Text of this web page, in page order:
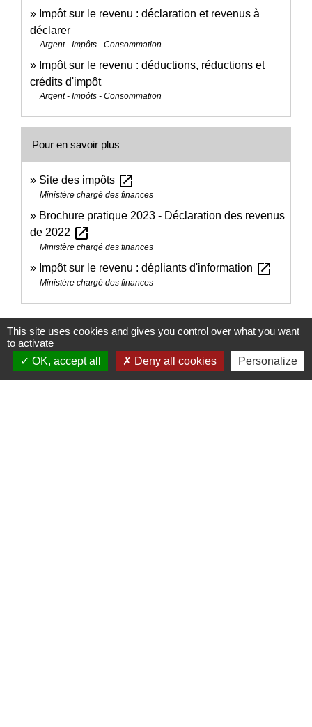
Impôt sur le revenu : déclaration et revenus à
déclarer
Argent - Impôts - Consommation
Impôt sur le revenu : déductions, réductions et
crédits d'impôt
Argent - Impôts - Consommation
Pour en savoir plus
Site des impôts open_in_new
Ministère chargé des finances
Brochure pratique 2023 - Déclaration des revenus
de 2022 open_in_new
Ministère chargé des finances
Impôt sur le revenu : dépliants d'information open_in_new
Ministère chargé des finances
Signaler une erreur sur cette page
This site uses cookies and gives you control over what you want
to activate
OK, accept all
Deny all cookies Personalize